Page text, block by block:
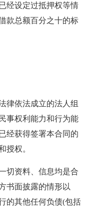
经设定过抵押权等情
款总额百分之十的标
律依法成立的法人组
事权利能力和行为能
经获得签署本合同的
授权。
切资料、信息均是合
书面披露的情形以
的其他任何负债(包括